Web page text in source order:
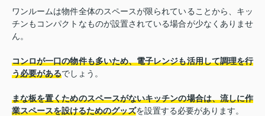
ワンルームは物件全体のスペースが限られていることから、キッ
チンもコンパクトなものが設置されている場合が少なくありませ
ん。
コンロが一口の物件も多いため、電子レンジも活用して調理を行
う必要があるでしょう。
まな板を置くためのスペースがないキッチンの場合は、流しに作
業スペースを設けるためのグッズを設置する必要があります。